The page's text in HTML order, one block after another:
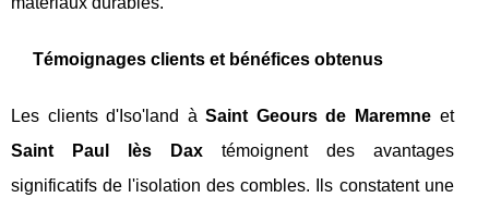
Témoignages clients et bénéfices obtenus
Les clients d'Iso'land àSaint Geours de Maremne et
Saint Paul lès Daxtémoignent des avantages
significatifs de l'isolation des combles. Ils constatent une